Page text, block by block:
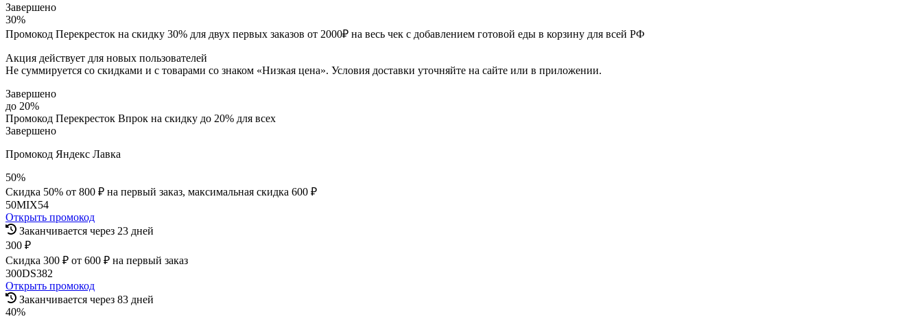
Завершено
30%
Промокод Перекресток на скидку 30% для двух первых заказов от 2000₽ на весь чек с добавлением готовой еды в корзину для всей РФ
Акция действует для новых пользователей
Не суммируется со скидками и с товарами со знаком «Низкая цена». Условия доставки уточняйте на сайте или в приложении.
Завершено
до 20%
Промокод Перекресток Впрок на скидку до 20% для всех
Завершено
Промокод Яндекс Лавка
50%
Скидка 50% от 800 ₽ на первый заказ, максимальная скидка 600 ₽
50MIX54
Открыть промокод
Заканчивается через 23 дней
300 ₽
Скидка 300 ₽ от 600 ₽ на первый заказ
300DS382
Открыть промокод
Заканчивается через 83 дней
40%